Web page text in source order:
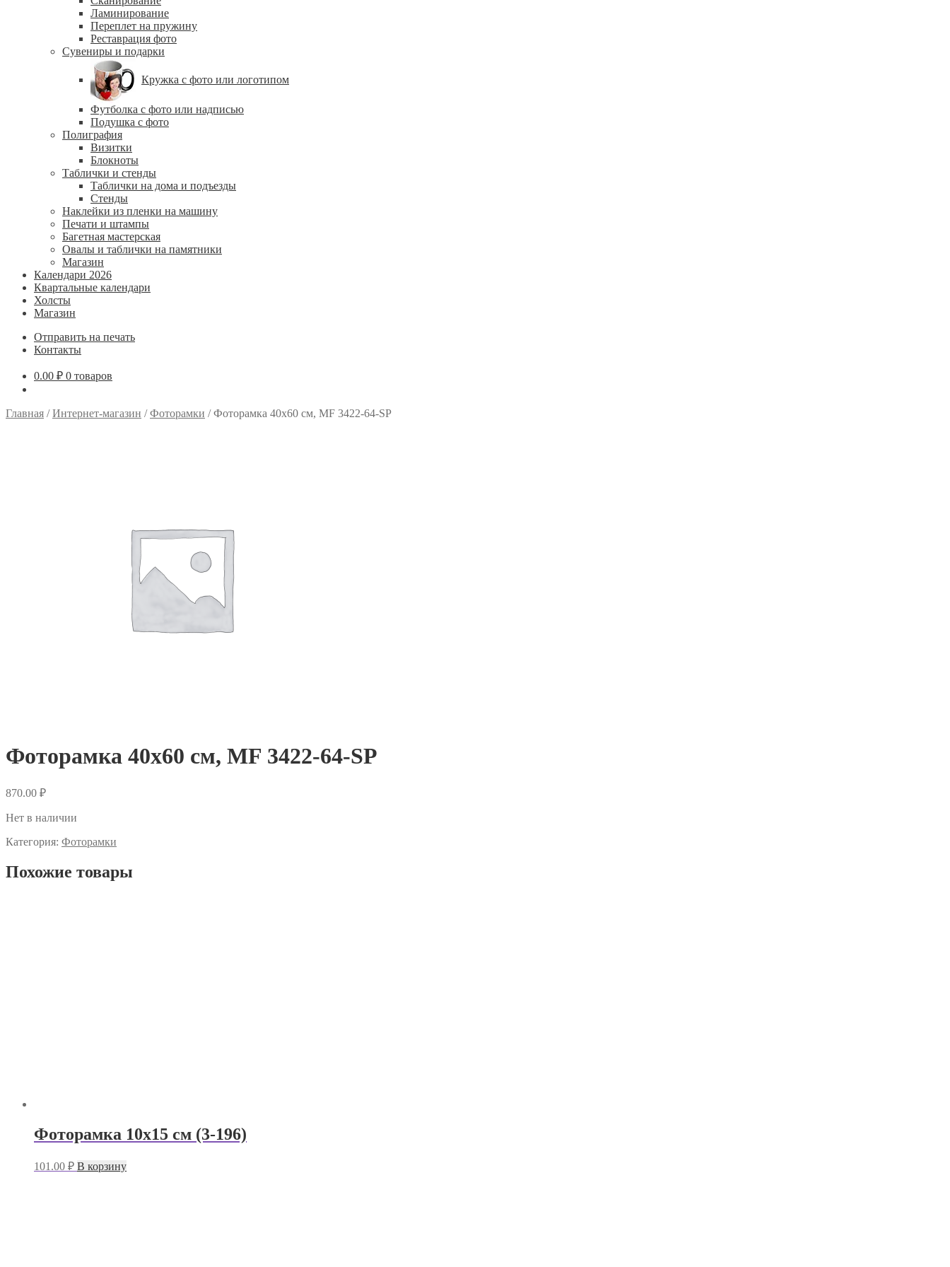
Ламинирование
Переплет на пружину
Реставрация фото
Сувениры и подарки
Кружка с фото или логотипом
Футболка с фото или надписью
Подушка с фото
Полиграфия
Визитки
Блокноты
Таблички и стенды
Таблички на дома и подъезды
Стенды
Наклейки из пленки на машину
Печати и штампы
Багетная мастерская
Овалы и таблички на памятники
Магазин
Календари 2026
Квартальные календари
Холсты
Магазин
Отправить на печать
Контакты
0.00 ₽ 0 товаров
Главная /Интернет-магазин /Фоторамки /Фоторамка 40х60 см, MF 3422-64-SP
Фоторамка 40х60 см, MF 3422-64-SP
870.00 ₽
Нет в наличии
Категория: Фоторамки
Похожие товары
Фоторамка 10х15 см (3-196)
101.00 ₽ В корзину